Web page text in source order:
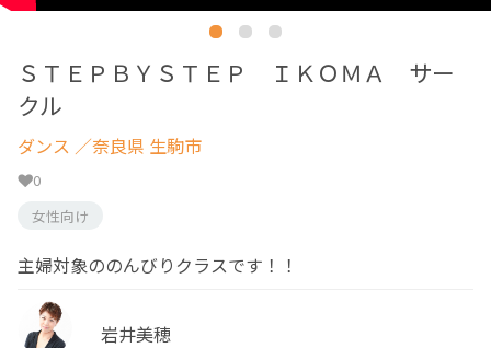
ＳＴＥＰＢＹＳＴＥＰ ＩＫＯＭＡ サー
クル
ダンス ／奈良県 生駒市
0
女性向け
主婦対象ののんびりクラスです！！
岩井美穂